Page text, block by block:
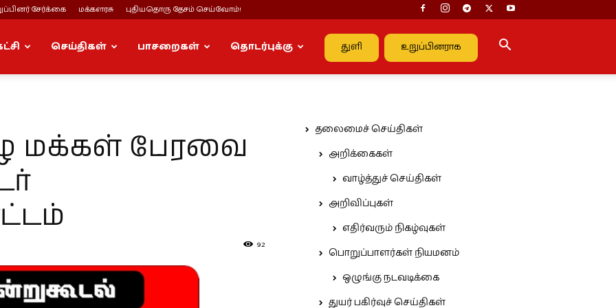
சேர்க்கை மக்களரசு புதியதொரு தேசம் செய்வோம்!
துளி உறுப்பினராக
செய்திகள் பாசறைகள் தொடர்புக்கு
மக்கள் பேரவை
92
தலைமைச் செய்திகள்
அறிக்கைகள்
வாழ்த்துச் செய்திகள்
அறிவிப்புகள்
எதிர்வரும் நிகழ்வுகள்
பொறுப்பாளர்கள் நியமனம்
ஒழுங்கு நடவடிக்கை
துயர் பகிர்வுச் செய்திகள்